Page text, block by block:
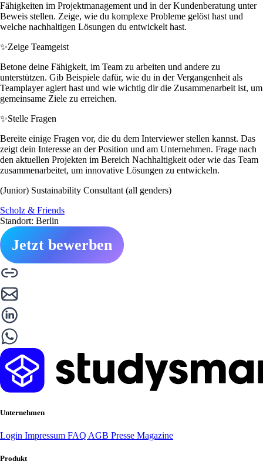
Fähigkeiten im Projektmanagement und in der Kundenberatung unter
Beweis stellen. Zeige, wie du komplexe Probleme gelöst hast und
welche nachhaltigen Lösungen du entwickelt hast.
✨Zeige Teamgeist
Betone deine Fähigkeit, im Team zu arbeiten und andere zu
unterstützen. Gib Beispiele dafür, wie du in der Vergangenheit als
Teamplayer agiert hast und wie wichtig dir die Zusammenarbeit ist, um
gemeinsame Ziele zu erreichen.
✨Stelle Fragen
Bereite einige Fragen vor, die du dem Interviewer stellen kannst. Das
zeigt dein Interesse an der Position und am Unternehmen. Frage nach
den aktuellen Projekten im Bereich Nachhaltigkeit oder wie das Team
zusammenarbeitet, um innovative Lösungen zu entwickeln.
(Junior) Sustainability Consultant (all genders)
Scholz & Friends
Standort: Berlin
Jetzt bewerben
Unternehmen
Login Impressum FAQ AGB Presse Magazine
Produkt